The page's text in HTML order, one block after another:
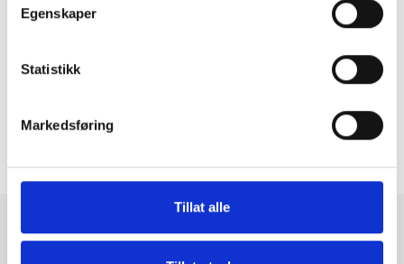
Egenskaper
Statistikk
Markedsføring
Tillat alle
Vi jobber aktiv med skadeforebyggende tiltak og
trening, sammen med både enkeltutøvere, klubber og
workshops og fysiske treninger i året.
Ønsker din klubb samarbeid med oss? Ta kontakt
for en uforpliktende samtale.
Clausen Fysioterapi
Spesialister i Muskel- og Skjelettfysioterapi.